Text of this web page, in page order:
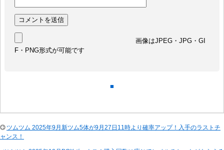
画像はJPEG・JPG・GI
F・PNG形式が可能です
■
ツムツム 2025年9月新ツム5体が9月27日11時より確率アップ！入手のラストチ
ャンス！